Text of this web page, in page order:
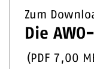
Zum
Die
( PDF 7,00